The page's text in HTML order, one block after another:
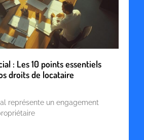
: Les 10 points essentiels
droits de locataire
représente un engagement